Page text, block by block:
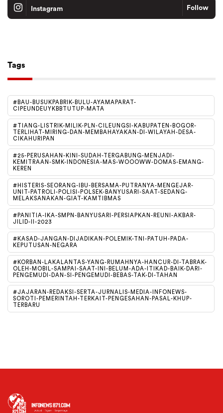
Instagram Follow
Tags
#BAU-BUSUKPABRIK-BULU-AYAMAPARAT-
CIPEUNDEUYKBBTUTUP-MATA
#TIANG-LISTRIK-MILIK-PLN-CILEUNGSI-KABUPATEN-BOGOR-
TERLIHAT-MIRING-DAN-MEMBAHAYAKAN-DI-WILAYAH-DESA-
CIKAHURIPAN
#25-PERUSAHAN-KINI-SUDAH-TERGABUNG-MENJADI-
KEMITRAAN-SMK-INDONESIA-MAS-WOOOWW-DOMAS-EMANG-
KEREN
#HISTERIS-SEORANG-IBU-BERSAMA-PUTRANYA-MENGEJAR-
UNIT-PATROLI-POLISI-POLSEK-BANYUSARI-SAAT-SEDANG-
MELAKSANAKAN-GIAT-KAMTIBMAS
#PANITIA-IKA-SMPN-BANYUSARI-PERSIAPKAN-REUNI-AKBAR-
JILID-II-2023
#KASAD-JANGAN-DIJADIKAN-POLEMIK-TNI-PATUH-PADA-
KEPUTUSAN-NEGARA
#KORBAN-LAKALANTAS-YANG-RUMAHNYA-HANCUR-DI-TABRAK-
OLEH-MOBIL-SAMPAI-SAAT-INI-BELUM-ADA-ITIKAD-BAIK-DARI-
PENGEMUDI-DAN-SI-PENGEMUDI-BEBAS-TAK-DI-TAHAN
#JAJARAN-REDAKSI-SERTA-JURNALIS-MEDIA-INFONEWS-
SOROTI-PEMERINTAH-TERKAIT-PENGESAHAN-PASAL-KHUP-
TERBARU